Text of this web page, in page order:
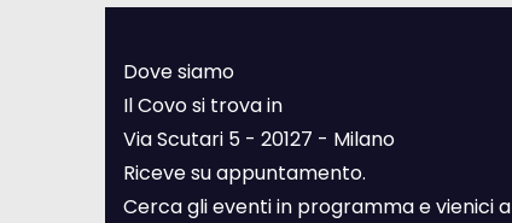
Dove siamo
Il Covo si trova in
Via Scutari 5 - 20127 - Milano
Riceve su appuntamento.
Cerca gli eventi in programma e vienici a